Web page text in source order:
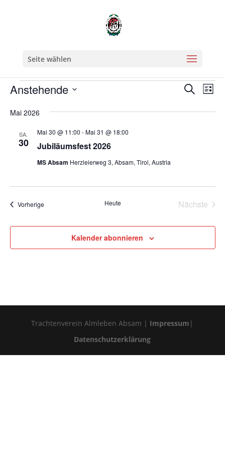
Seite wählen
Veranstaltungen
Suche
und
SucheListe
Anstehende
Mai 2026
SA.
30 Jubiläumsfest 2026
Mai 30 @ 11:00 -Mai 31 @ 18:00
MS Absam Herzleierweg 3, Absam, Tirol, Austria
VorherigeVeranstaltungen Heute
Nächste
Kalender abonnieren
Trachtenverein Almleben Absam | Impressum |
Datenschutzerklärung